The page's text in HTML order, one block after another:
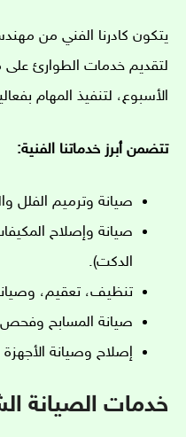
يتكون كادرنا الفني من
الأسبوع، لتنفيذ المهام
تتضمن أبرز خدماتنا الفنية:
صيانة وترميم الفلل
صيانة وإصلاح
الدكت).
تنظيف، تعقيم،
صيانة المسابح وفحص
إصلاح وصيانة الأجهزة
خدمات الصيانة